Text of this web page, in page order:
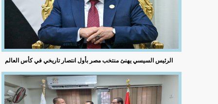
الرئيس السيسي يهنئ منتخب مصر بأول انتصار تاريخي في كأس العالم